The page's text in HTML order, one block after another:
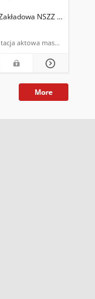
w Kielcach Komisja
NSZZ
dokumentacja aktowa maszynopis
More